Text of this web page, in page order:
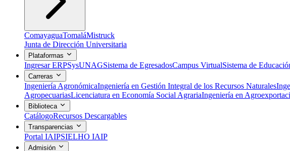
ComayaguaTomaláMistruck
Junta de Dirección Universitaria
Plataformas
Ingresar ERPSysUNAGSistema de EgresadosCampus VirtualSistema de
Carreras
Ingeniería AgronómicaIngeniería en Gestión Integral de los Recursos Naturales
AgropecuariasLicenciatura en Economía Social AgrariaIngeniería en
Biblioteca
CatálogoRecursos Descargables
Transparencias
Portal IAIPSIELHO IAIP
Admisión